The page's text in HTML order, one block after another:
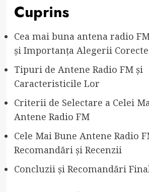
Cuprins
Cea mai buna antena radio
și Importanța Alegerii Corecte
Tipuri de Antene Radio FM și
Caracteristicile Lor
Criterii de Selectare a Celei
Antene Radio FM
Cele Mai Bune Antene Radio
Recomandări și Recenzii
Concluzii și Recomandări